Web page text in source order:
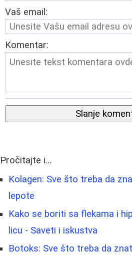
Vaš email:
Komentar:
Slanje
Pročitajte i...
Kolagen: Sve što treba da
lepote
Kako se boriti sa flekama i
licu - Saveti i iskustva
Botoks: Sve što treba da